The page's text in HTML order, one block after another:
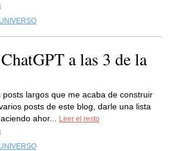
a las 3 de la
posts largos que me acaba de construir
posts de este blog, darle una lista
ahor...
Leer el resto